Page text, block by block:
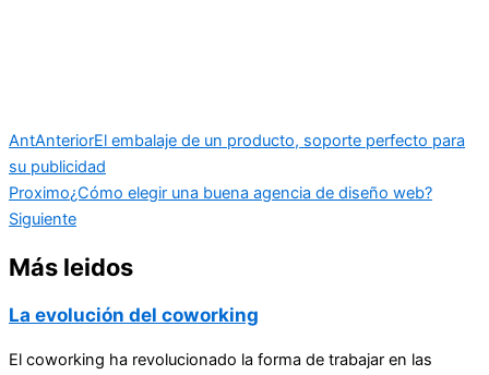
AntAnteriorEl embalaje de un producto, soporte perfecto para
su publicidad
Proximo¿Cómo elegir una buena agencia de diseño web?
Siguiente
Más leidos
La evolución del coworking
El coworking ha revolucionado la forma de trabajar en las